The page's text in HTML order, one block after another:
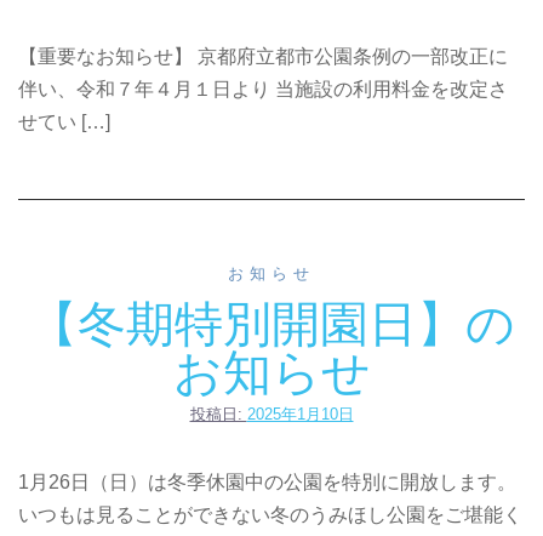
【重要なお知らせ】 京都府立都市公園条例の一部改正に
伴い、令和７年４月１日より 当施設の利用料金を改定さ
せてい […]
お知らせ
【冬期特別開園日】の
お知らせ
投稿日: 2025年1月10日
1月26日（日）は冬季休園中の公園を特別に開放します。
いつもは見ることができない冬のうみほし公園をご堪能く